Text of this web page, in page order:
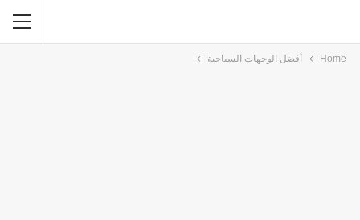
Home أفضل الوجهات السياحية